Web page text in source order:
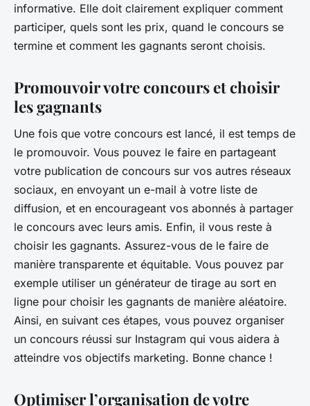
informative. Elle doit clairement expliquer comment
participer, quels sont les prix, quand le concours se
termine et comment les gagnants seront choisis.
Promouvoir votre concours et choisir
les gagnants
Une fois que votre concours est lancé, il est temps de
le promouvoir. Vous pouvez le faire en partageant
votre publication de concours sur vos autres réseaux
sociaux, en envoyant un e-mail à votre liste de
diffusion, et en encourageant vos abonnés à partager
le concours avec leurs amis. Enfin, il vous reste à
choisir les gagnants. Assurez-vous de le faire de
manière transparente et équitable. Vous pouvez par
exemple utiliser un générateur de tirage au sort en
ligne pour choisir les gagnants de manière aléatoire.
Ainsi, en suivant ces étapes, vous pouvez organiser
un concours réussi sur Instagram qui vous aidera à
atteindre vos objectifs marketing. Bonne chance !
Optimiser l’organisation de votre